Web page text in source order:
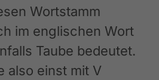
Wortstamm
im englischen Wort
Taube bedeutet.
also einst mit V